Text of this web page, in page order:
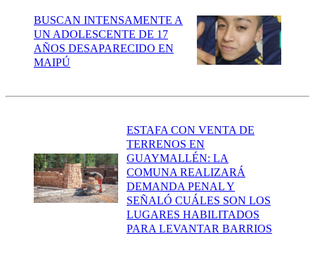
BUSCAN INTENSAMENTE A
UN ADOLESCENTE DE 17
AÑOS DESAPARECIDO EN
MAIPÚ
ESTAFA CON VENTA DE
TERRENOS EN
GUAYMALLÉN: LA
COMUNA REALIZARÁ
DEMANDA PENAL Y
SEÑALÓ CUÁLES SON LOS
LUGARES HABILITADOS
PARA LEVANTAR BARRIOS